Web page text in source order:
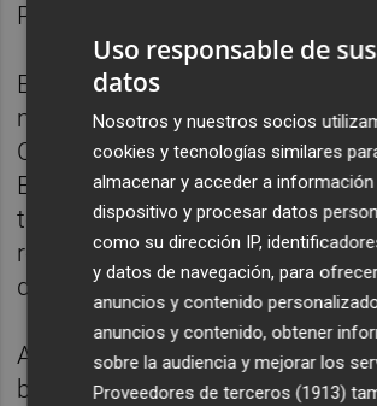
PPCV y Carlos Mazón".
El diputado de Compromís
manifestó que la reforma fiscal
Comunitat Valenciana como el
Estado con "la fiscalidad más
todas", aunque ha señalado que
reforma que él hubiera hecho",
defenderá porque "la han
Además, señaló que esta
botánica" y que no incluye
Uso responsable de sus
datos
Nosotros y nuestros socios
cookies y tecnologías similares
almacenar y acceder a
dispositivo y procesar datos
como su dirección IP,
y datos de navegación, para
anuncios y contenido
anuncios y contenido, obtener
sobre la audiencia y mejorar los
Proveedores de terceros (1913)